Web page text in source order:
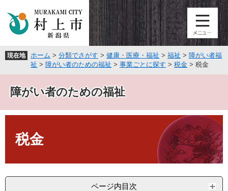
頭
飛
文
現在地 ホーム > 分類でさがす > 健康・医療・福祉 > 福祉 > 障がい者福
祉 > 障がい者のための福祉 > 事業ごとに探す > 税金 > 税金
障がい者のための福祉
税金
ページ内目次